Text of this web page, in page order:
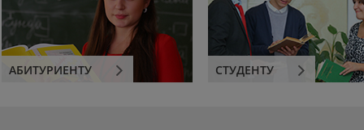
АБИТУРИЕНТУ СТУДЕНТУ